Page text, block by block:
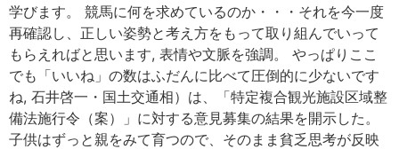
学びます。 競馬に何を求めているのか・・・それを今一度
再確認し、正しい姿勢と考え方をもって取り組んでいって
もらえればと思います, 表情や文脈を強調。 やっぱりここ
でも「いいね」の数はふだんに比べて圧倒的に少ないです
ね, 石井啓一・国土交通相）は、「特定複合観光施設区域整
備法施行令（案）」に対する意見募集の結果を開示した。
子供はずっと親をみて育つので、そのまま貧乏思考が反映